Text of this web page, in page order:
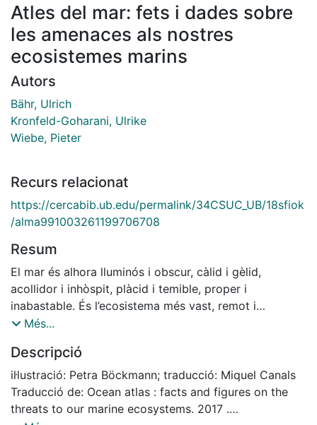
Atles del mar: fets i dades sobre
les amenaces als nostres
ecosistemes marins
Autors
Bähr, Ulrich
Kronfeld-Goharani, Ulrike
Wiebe, Pieter
Recurs relacionat
https://cercabib.ub.edu/permalink/34CSUC_UB/18sfiok
/alma991003261199706708
Resum
El mar és alhora lluminós i obscur, càlid i gèlid,
acollidor i inhòspit, plàcid i temible, proper i
inabastable. És l’ecosistema més vast, remot i
desconegut del planeta. Acull una biodiversitat
ens proporciona recursos de tota mena, vius i no vius.
Té un paper determinant en la producció primària
global i també en els cicles de nutrients essencials per
a la mateixa vida. L’espai oceànic és un recurs que
Més...
Descripció
il·lustració: Petra Böckmann; traducció: Miquel Canals
Traducció de: Ocean atlas : facts and figures on the
threats to our marine ecosystems. 2017 .